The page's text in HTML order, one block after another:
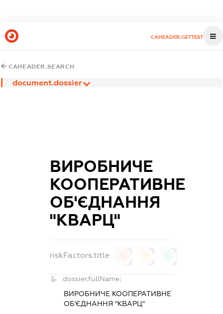
CAHEADER.GETTEST
CAHEADER.SEARCH
document.dossier
ВИРОБНИЧЕ
КООПЕРАТИВНЕ
ОБ'ЄДНАННЯ
"КВАРЦ"
riskFactors.title
dossier.fullName:
ВИРОБНИЧЕ КООПЕРАТИВНЕ
ОБ'ЄДНАННЯ "КВАРЦ"